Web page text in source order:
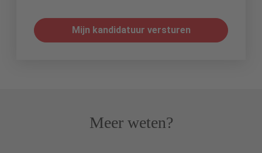
Mijn kandidatuur versturen
Meer weten?